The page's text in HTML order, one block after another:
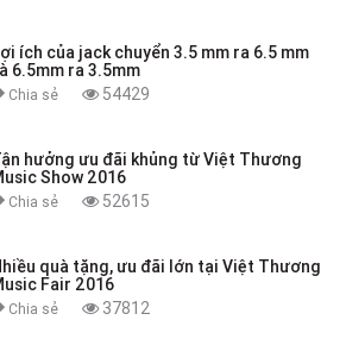
ích của jack chuyển 3.5 mm ra 6.5 mm
6.5mm ra 3.5mm
Chia sẻ 54429
hưởng ưu đãi khủng từ Việt Thương
Show 2016
Chia sẻ 52615
quà tặng, ưu đãi lớn tại Việt Thương
Fair 2016
Chia sẻ 37812